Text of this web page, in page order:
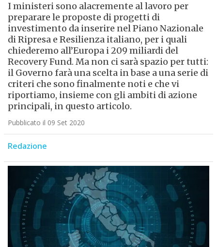
I ministeri sono alacremente al lavoro per
preparare le proposte di progetti di
investimento da inserire nel Piano Nazionale
di Ripresa e Resilienza italiano, per i quali
chiederemo all’Europa i 209 miliardi del
Recovery Fund. Ma non ci sarà spazio per tutti:
il Governo farà una scelta in base a una serie di
criteri che sono finalmente noti e che vi
riportiamo, insieme con gli ambiti di azione
principali, in questo articolo.
Pubblicato il 09 Set 2020
Redazione